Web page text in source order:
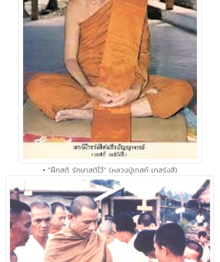
• "ฝึกสติ รักษาสติไว้" (หลวงปู่เทสก์ เทสรังสี)